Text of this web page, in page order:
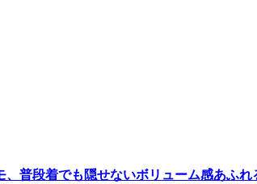
、普段着でも隠せないボリューム感あふれ